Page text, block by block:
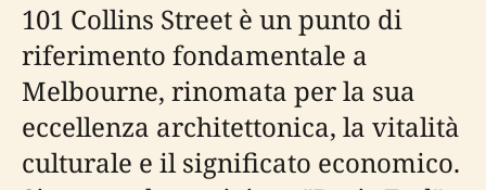
101 Collins Street è un punto di
riferimento fondamentale a
Melbourne, rinomata per la sua
eccellenza architettonica, la vitalità
culturale e il significato economico.